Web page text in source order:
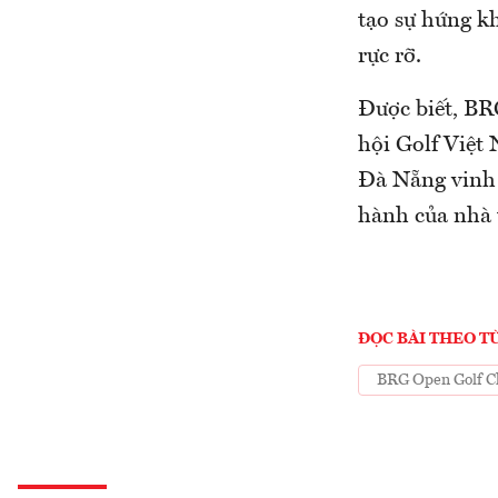
tạo sự hứng
rực rỡ.
Được biết,
hội Golf Việt
Đà Nẵng vinh
hành của
ĐỌC BÀI THEO
BRG Open Golf